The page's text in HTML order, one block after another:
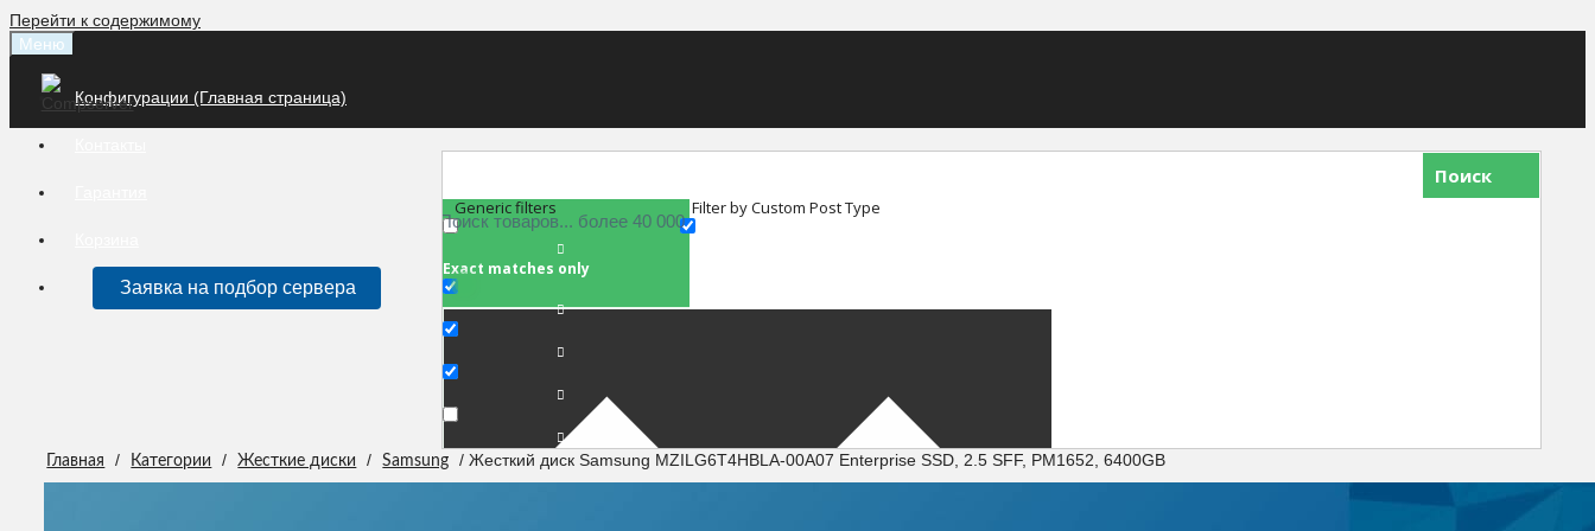
Перейти к содержимому
Меню
Конфигурации (Главная страница)
Заявка на подбор сервера
Поиск
Generic filters
Exact matches only
Filter by Custom Post Type
Главная / Категории / Жесткие диски / Samsung / Жесткий диск Samsung MZILG6T4HBLA-00A07 Enterprise SSD, 2.5 SFF, PM1652, 6400GB